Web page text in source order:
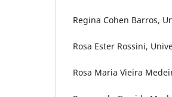
Regina Cohen Barros,
Rosa Ester Rossini,
Rosa Maria Vieira